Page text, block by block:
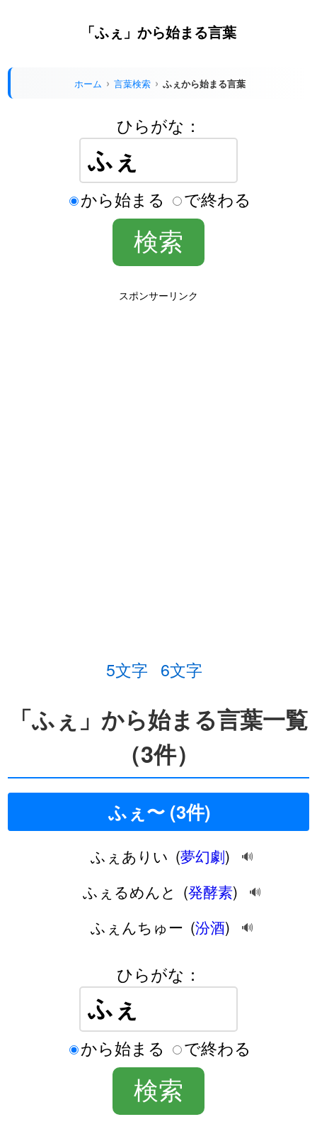
「ふぇ」から始まる言葉
ホーム 言葉検索 ふぇから始まる言葉
ひらがな：
から始まる で終わる
スポンサーリンク
5文字 6文字
「ふぇ」から始まる言葉一覧
（3件）
ふぇ〜 (3件)
ふぇありい (夢幻劇) 🔊
ふぇるめんと (発酵素) 🔊
ふぇんちゅー (汾酒) 🔊
ひらがな：
から始まる で終わる